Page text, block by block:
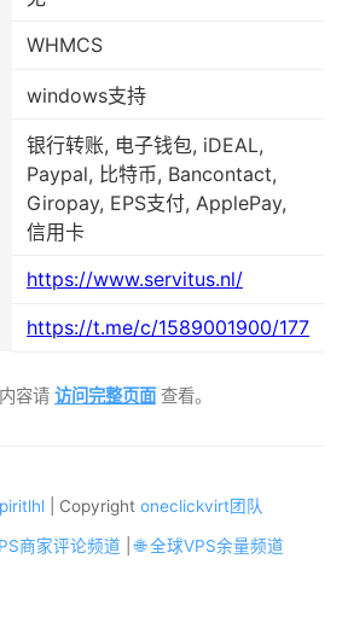
WHMCS
windows支持
银行转账, 电子钱包, iDEAL,
Paypal, 比特币, Bancontact,
Giropay, EPS支付, ApplePay,
信用卡
https://www.servitus.nl/
https://t.me/c/1589001900/177
容请 访问完整页面查看。
| Copyright oneclickvirt团队
商家评论频道 |🌐 全球VPS余量频道